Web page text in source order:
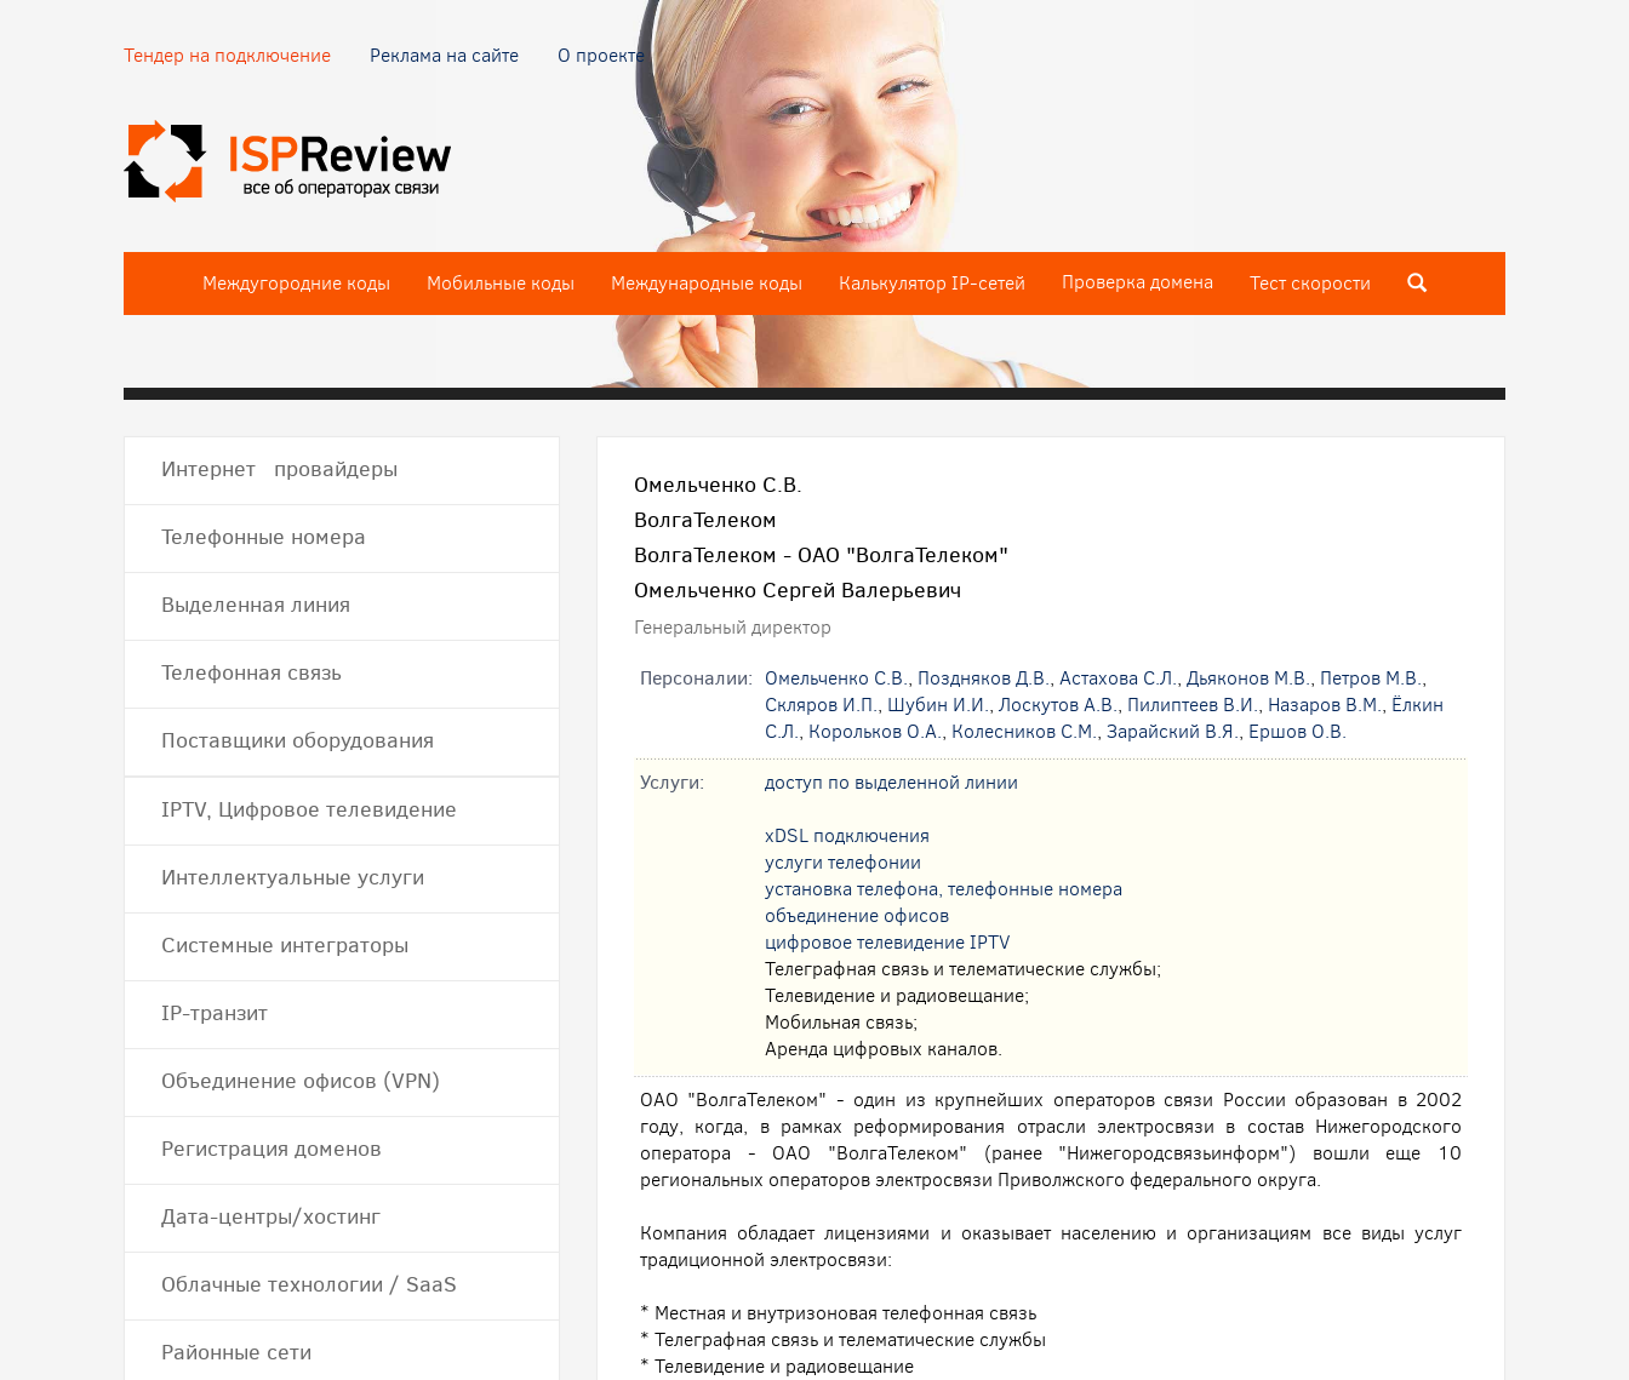
Тендер на подключение Реклама на сайте О проекте
Междугородние коды Мобильные коды Международные коды Калькулятор IP-сетей Проверка домена Тест скороcти
Омельченко С.В.
ВолгаТелеком
ВолгаТелеком - ОАО "ВолгаТелеком"
Омельченко Сергей Валерьевич
Генеральный директор
Персоналии: Омельченко С.В., Поздняков Д.В., Астахова С.Л., Дьяконов М.В., Петров М.В.,
Скляров И.П., Шубин И.И., Лоскутов А.В., Пилиптеев В.И., Назаров В.М., Ёлкин
С.Л., Корольков О.А., Колесников С.М., Зарайский В.Я., Ершов О.В.
Услуги:
доступ по выделенной линии
xDSL подключения
услуги телефонии
установка телефона, телефонные номера
oбъединение офисов
цифровое телевидение IPTV
Телеграфная связь и телематические службы;
Телевидение и радиовещание;
Мобильная связь;
Аренда цифровых каналов.
ОАО "ВолгаТелеком" - один из крупнейших операторов связи России образован в 2002
году, когда, в рамках реформирования отрасли электросвязи в состав Нижегородского
оператора - ОАО "ВолгаТелеком" (ранее "Нижегородсвязьинформ") вошли еще 10
региональных операторов электросвязи Приволжского федерального округа.
Компания обладает лицензиями и оказывает населению и организациям все виды услуг
традиционной электросвязи:
* Местная и внутризоновая телефонная связь
* Телеграфная связь и телематические службы
* Телевидение и радиовещание
Интернет провайдеры
Телефонные номера
Выделенная линия
Телефонная связь
Поставщики оборудования
IPTV, Цифровое телевидение
Интеллектуальные услуги
Системные интеграторы
IP-транзит
Объединение офисов (VPN)
Регистрация доменов
Дата-центры/хостинг
Облачные технологии / SaaS
Районные сети